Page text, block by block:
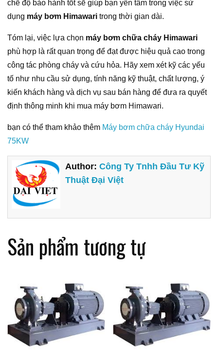
chế độ bảo hành tốt sẽ giúp bạn yên tâm trong việc sử
dụng máy bơm Himawari trong thời gian dài.
Tóm lại, việc lựa chọn máy bơm chữa cháy Himawari
phù hợp là rất quan trọng để đạt được hiệu quả cao trong
công tác phòng cháy và cứu hỏa. Hãy xem xét kỹ các yếu
tố như nhu cầu sử dụng, tính năng kỹ thuật, chất lượng, ý
kiến khách hàng và dịch vụ sau bán hàng để đưa ra quyết
định thông minh khi mua máy bơm Himawari.
bạn có thể tham khảo thêm Máy bơm chữa cháy Hyundai
75KW
Author:Công Ty Tnhh Đầu Tư Kỹ
Thuật Đại Việt
Sản phẩm tương tự